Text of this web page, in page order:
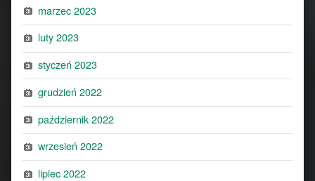
marzec 2023
luty 2023
styczeń 2023
grudzień 2022
październik 2022
wrzesień 2022
lipiec 2022